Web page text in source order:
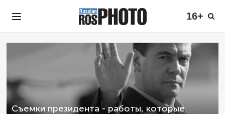
16+
Съемки президента - работы, которые